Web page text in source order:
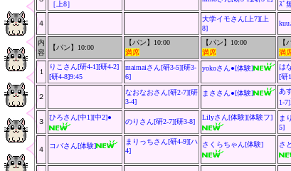
［上8］
ｽﾞ
４
大学イモさん[上7][上
8]
kuu
内
容
【パン】10:00
【パン】10:00
満席
【パン】10:00
満席
【
満
1
りこさん[研4-1][研4-2]
[研4-8]9:45
maimaiさん[研3-5][研3-
6]
yokoさん●[体験]
は
[研
２
なおなおさん[研2-7][研
3-4]
まささん●[体験]
あ
1-7]
３
ひろさん[中1][中2]●
のりさん[研2-7][研3-8]
Lilyさん[体験][体験フ]
ま
5]
４ コバさん[体験]
まりっちさん[研4-9][ハ
4]
さくらちゃん[体験] さ